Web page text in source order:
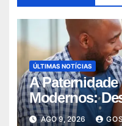
ÚLTIMAS NOTÍCIAS
A Paternidade
Modernos:
no Dia dos
AGO 9, 2026